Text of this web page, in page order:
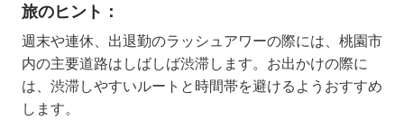
旅のヒント：
週末や連休、出退勤のラッシュアワーの際には、桃園市
内の主要道路はしばしば渋滞します。お出かけの際に
は、渋滞しやすいルートと時間帯を避けるようおすすめ
します。